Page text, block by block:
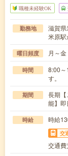
職種未経験OK
勤務地
滋賀
米原
曜日頻度 月～
時間
8:00
す。
期間
長期
能】即
時給 時給
交
交通費